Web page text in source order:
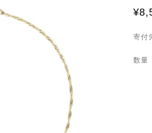
寄付
数量